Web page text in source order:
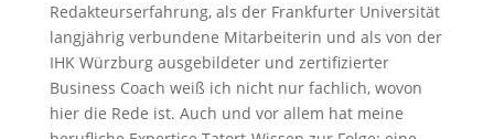
Redakteurserfahrung, als der Frankfurter Universität
langjährig verbundene Mitarbeiterin und als von der
IHK Würzburg ausgebildeter und zertifizierter
Business Coach weiß ich nicht nur fachlich, wovon
hier die Rede ist. Auch und vor allem hat meine